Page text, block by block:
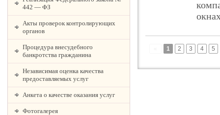
442 — ФЗ
Акты проверок контролирующих
органов
Процедура внесудебного
банкротства гражданина
Независимая оценка качества
предоставляемых услуг
Анкета о качестве оказания услуг
Фотогалерея
1 2 3 4 5